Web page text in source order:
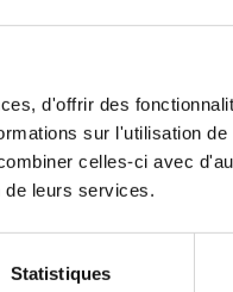
d'offrir des
sur l'utilisation
celles-ci avec
de leurs services.
Statistiques